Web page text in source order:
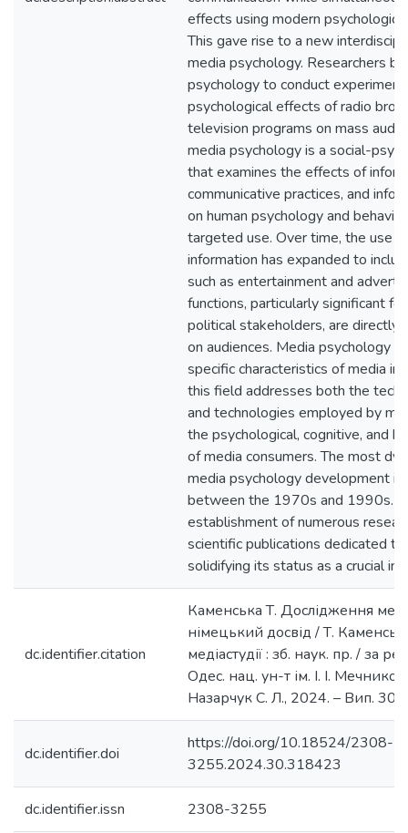
effects using modern
This gave rise to a new
media psychology. Researchers
psychology to conduct
psychological effects of radio
television programs on mass
media psychology is a social-
that examines the effects of
communicative practices, and
on human psychology and
targeted use. Over time, the use
information has expanded to
such as entertainment and
functions, particularly significant
political stakeholders, are directly
on audiences. Media psychology
specific characteristics of media
this field addresses both the
and technologies employed by
the psychological, cognitive, and
of media consumers. The most
media psychology development in
between the 1970s and 1990s.
establishment of numerous
scientific publications dedicated
solidifying its status as a crucial
dc.identifier.citation
Каменська Т. Дослідження
німецький досвід / Т.
медіастудії : зб. наук. пр. / за
Одес. нац. ун-т ім. І. І.
Назарчук С. Л., 2024. – Вип. 30.
dc.identifier.doi
https://doi.org/10.18524/2308-
3255.2024.30.318423
dc.identifier.issn 2308-3255